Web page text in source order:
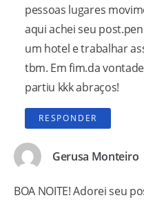
pessoas lugares
aqui achei seu
um hotel e trabalhar
tbm. Em fim.da
partiu kkk abraços!
RESPONDER
Gerusa Monteiro
BOA NOITE! Adorei seu